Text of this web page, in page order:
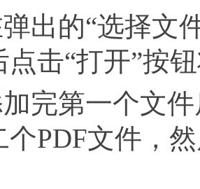
的“选择文件
点击“打开”按
第一个文件
个PDF文件，